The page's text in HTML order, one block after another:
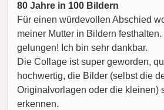
80 Jahre in 100 Bildern
Für einen würdevollen Abschied
meiner Mutter in Bildern
gelungen! Ich bin sehr dankbar.
Die Collage ist super geworden,
hochwertig, die Bilder (selbst die
Originalvorlagen oder die kleinen)
erkennen.